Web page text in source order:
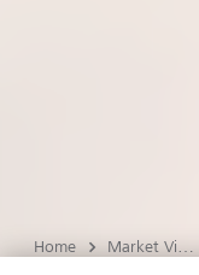
Home